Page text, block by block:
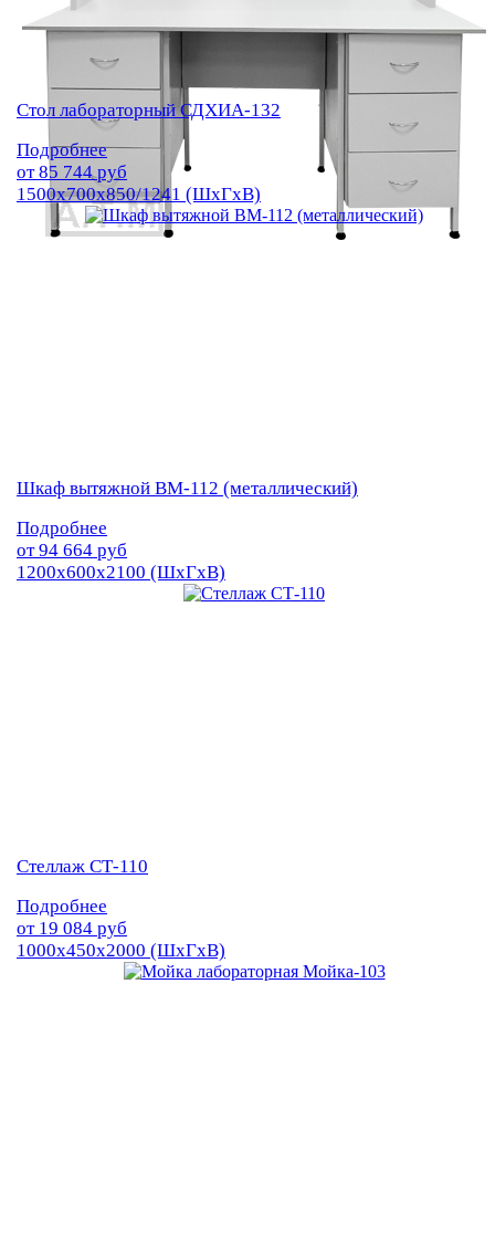
Стол лабораторный СДХИА-132
Подробнее
от85 744руб
1500х700х850/1241 (ШхГхВ)
Шкаф вытяжной ВМ-112 (металлический)
Подробнее
от94 664 руб
1200х600х2100 (ШхГхВ)
Стеллаж СТ-110
Подробнее
от 19 084 руб
1000х450х2000 (ШхГхВ)